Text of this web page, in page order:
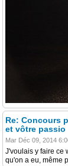
Re: Concours
et vôtre passio
Mar Déc 09, 2014
J'voulais y faire ce
qu'on a eu, même